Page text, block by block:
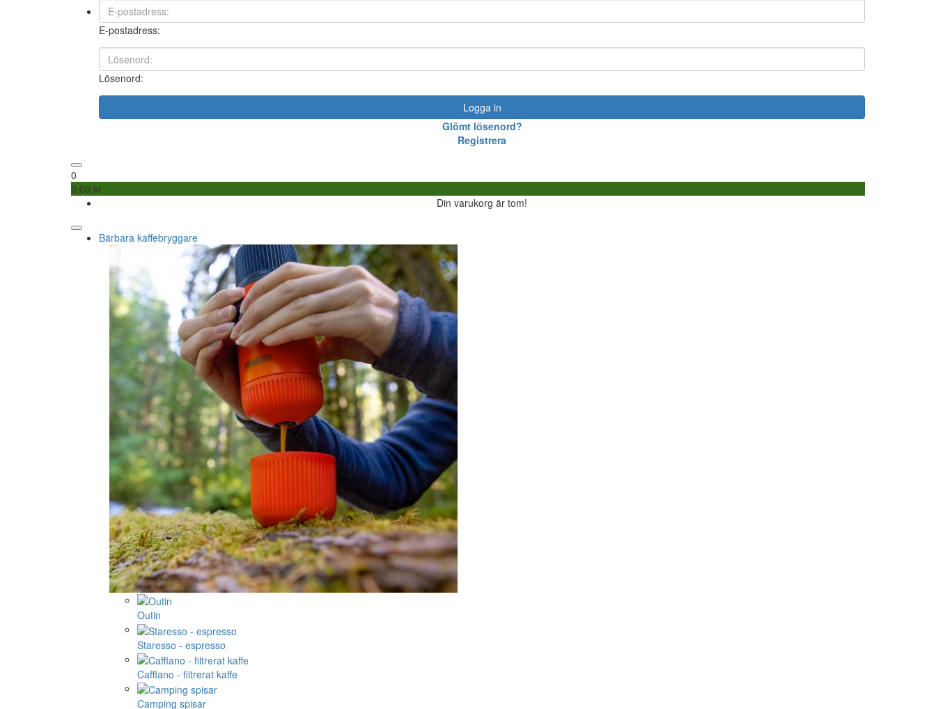
E-postadress:
Lösenord:
Logga in
Glömt lösenord?
Registrera
0
0,00 kr
Din varukorg är tom!
Bärbara kaffebryggare
Outin
Staresso - espresso
Cafflano - filtrerat kaffe
Camping spisar